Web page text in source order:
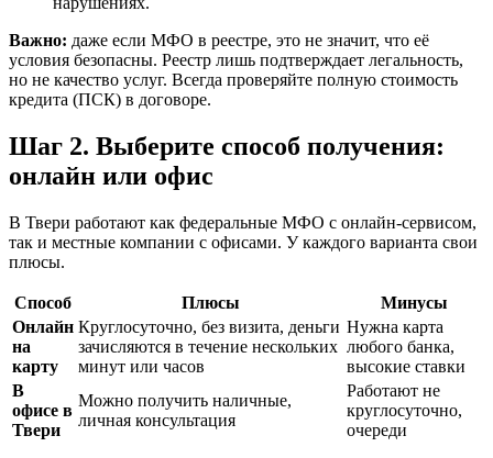
Важно: даже если МФО в реестре, это не значит, что её
условия безопасны. Реестр лишь подтверждает легальность,
но не качество услуг. Всегда проверяйте полную стоимость
кредита (ПСК) в договоре.
Шаг 2. Выберите способ получения:
онлайн или офис
В Твери работают как федеральные МФО с онлайн-сервисом,
так и местные компании с офисами. У каждого варианта свои
плюсы.
Способ Плюсы
Минусы
Онлайн
на
карту
Круглосуточно, без визита, деньги
зачисляются в течение нескольких
минут или часов
Нужна карта
любого банка,
высокие ставки
В
офисе в
Твери
Можно получить наличные,
личная консультация
Работают не
круглосуточно,
очереди